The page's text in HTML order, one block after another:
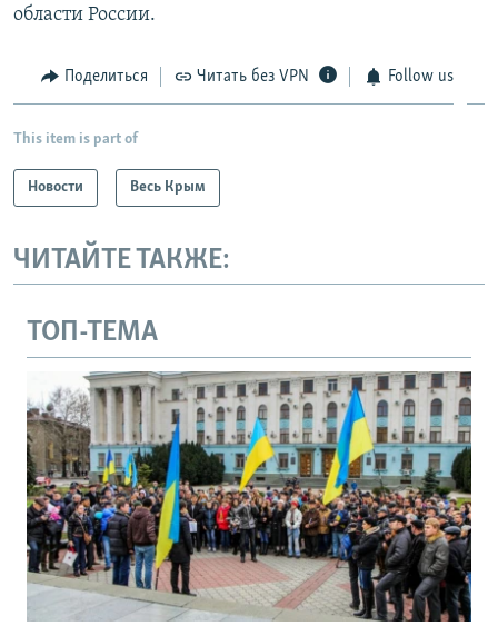
области России.
Поделиться Читать без VPN Follow us
This item is part of
Новости Весь Крым
ЧИТАЙТЕ ТАКЖЕ:
ТОП-ТЕМА